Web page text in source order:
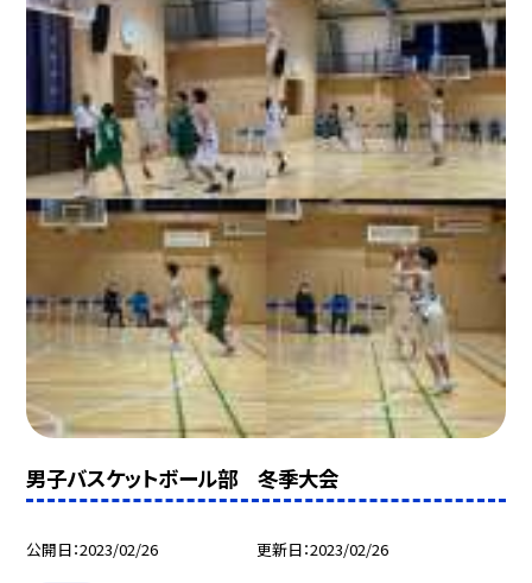
男子バスケットボール部 冬季大会
公開日 2023/02/26 更新日 2023/02/26